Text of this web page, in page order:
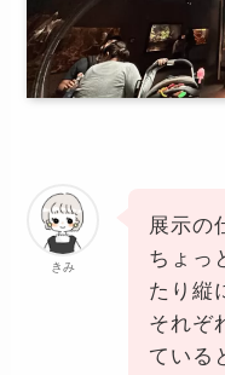
きみ
展示の
ちょっ
たり縦
それぞ
ている